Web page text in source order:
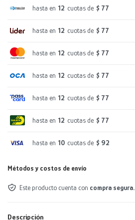
hasta en 12 cuotas de $ 77
hasta en 12 cuotas de $ 77
hasta en 12 cuotas de $ 77
hasta en 12 cuotas de $ 77
hasta en 12 cuotas de $ 77
hasta en 12 cuotas de $ 77
hasta en 10 cuotas de $ 92
Métodos y costos de envío
Este producto cuenta con compra segura.
Descripción